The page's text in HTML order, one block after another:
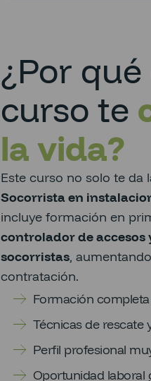
¿Por
curso te
la vida?
Este curso no solo te da
Socorrista en
incluye formación en
controlador de
socorristas,
contratación.
Formación
Técnicas de rescate
Perfil profesional
Oportunidad laboral